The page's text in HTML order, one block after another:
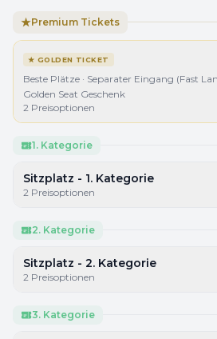
★Premium Tickets
★ GOLDEN TICKET
Beste Plätze · Separater Eingang (Fast
Golden Seat Geschenk
2 Preisoptionen
1. Kategorie
Sitzplatz - 1. Kategorie
2 Preisoptionen
2. Kategorie
Sitzplatz - 2. Kategorie
2 Preisoptionen
3. Kategorie